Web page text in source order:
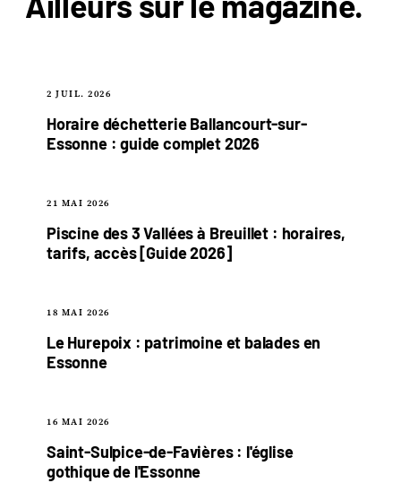
2 JUIL. 2026
Horaire déchetterie Ballancourt-sur-
Essonne : guide complet 2026
21 MAI 2026
Piscine des 3 Vallées à Breuillet : horaires,
tarifs, accès [Guide 2026]
18 MAI 2026
Le Hurepoix : patrimoine et balades en
Essonne
16 MAI 2026
Saint-Sulpice-de-Favières : l'église
gothique de l'Essonne